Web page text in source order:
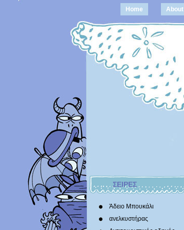
Home About
ΣΕΙΡΕΣ
Άδειο Μπουκάλι
ανελκυστήρας